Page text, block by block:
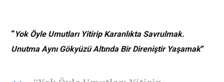
“Yok Öyle Umutları Yitirip Karanlıkta Savrulmak.
Unutma Aynı Gökyüzü Altında Bir Direniştir Yaşamak”